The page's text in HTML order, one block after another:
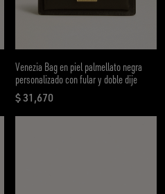
Venezia Bag en piel palmellato negra
personalizado con fular y doble dije
$ 31,670
precio actual $ 31,670